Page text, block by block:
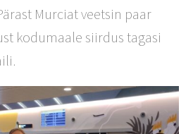
Murciat veetsin paar
kodumaale siirdus tagasi